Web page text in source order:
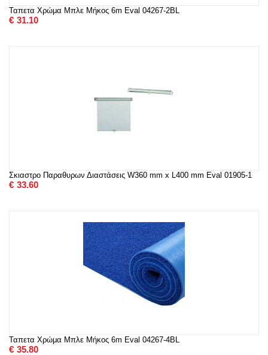
Ταπετα Χρώμα Μπλε Μήκος 6m Eval 04267-2BL
€ 31.10
Σκιαστρο Παραθυρων Διαστάσεις W360 mm x L400 mm Eval 01905-1
€ 33.60
Ταπετα Χρώμα Μπλε Μήκος 6m Eval 04267-4BL
€ 35.80